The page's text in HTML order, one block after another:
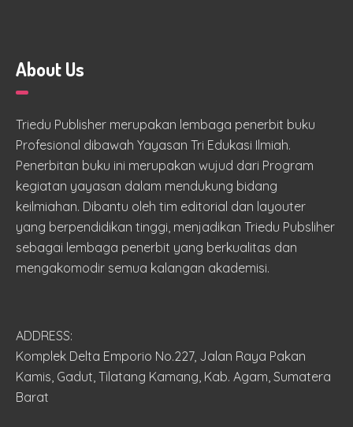
About Us
Triedu Publisher merupakan lembaga penerbit buku
Profesional dibawah Yayasan Tri Edukasi Ilmiah.
Penerbitan buku ini merupakan wujud dari Program
kegiatan yayasan dalam mendukung bidang
keilmiahan. Dibantu oleh tim editorial dan layouter
yang berpendidikan tinggi, menjadikan Triedu Pubsliher
sebagai lembaga penerbit yang berkualitas dan
mengakomodir semua kalangan akademisi.
ADDRESS:
Komplek Delta Emporio No.227, Jalan Raya Pakan
Kamis, Gadut, Tilatang Kamang, Kab. Agam, Sumatera
Barat